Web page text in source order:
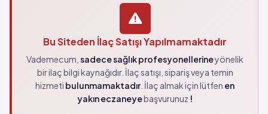
Bu Siteden İlaç Satışı Yapılmamaktadır
Vademecum, sadece sağlık profesyonellerineyönelik
bir ilaç bilgi kaynağıdır. İlaç satışı, sipariş veya temin
hizmeti bulunmamaktadır. İlaç almak için lütfen en
yakın eczaneyebaşvurunuz !